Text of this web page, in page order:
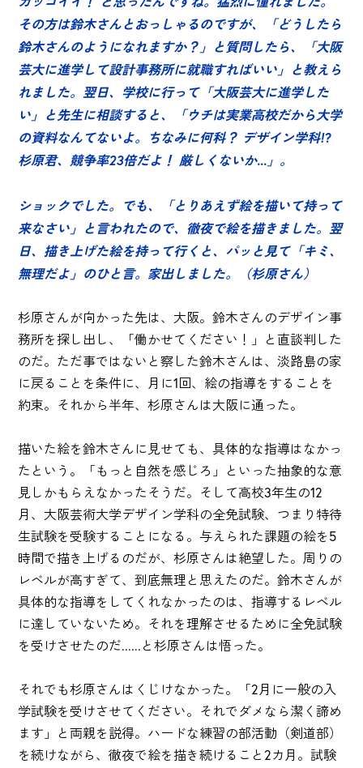
その方は鈴木さんとおっしゃるのですが、「どうしたら
鈴木さんのようになれますか？」と質問したら、「大阪
芸大に進学して設計事務所に就職すればいい」と教えら
れました。翌日、学校に行って「大阪芸大に進学した
い」と先生に相談すると、「ウチは実業高校だから大学
の資料なんてないよ。ちなみに何科？ デザイン学科!?
杉原君、競争率23倍だよ！ 厳しくないか...」。
ショックでした。でも、「とりあえず絵を描いて持って
来なさい」と言われたので、徹夜で絵を描きました。翌
日、描き上げた絵を持って行くと、パッと見て「キミ、
無理だよ」のひと言。家出しました。（杉原さん）
杉原さんが向かった先は、大阪。鈴木さんのデザイン事
務所を探し出し、「働かせてください！」と直談判した
のだ。ただ事ではないと察した鈴木さんは、淡路島の家
に戻ることを条件に、月に1回、絵の指導をすることを
約束。それから半年、杉原さんは大阪に通った。
描いた絵を鈴木さんに見せても、具体的な指導はなかっ
たという。「もっと自然を感じろ」といった抽象的な意
見しかもらえなかったそうだ。そして高校3年生の12
月、大阪芸術大学デザイン学科の全免試験、つまり特待
生試験を受験することになる。与えられた課題の絵を5
時間で描き上げるのだが、杉原さんは絶望した。周りの
レベルが高すぎて、到底無理と思えたのだ。鈴木さんが
具体的な指導をしてくれなかったのは、指導するレベル
に達していないため。それを理解させるために全免試験
を受けさせたのだ......と杉原さんは悟った。
それでも杉原さんはくじけなかった。「2月に一般の入
学試験を受けさせてください。それでダメなら潔く諦め
ます」と両親を説得。ハードな練習の部活動（剣道部）
を続けながら、徹夜で絵を描き続けること2カ月。試験